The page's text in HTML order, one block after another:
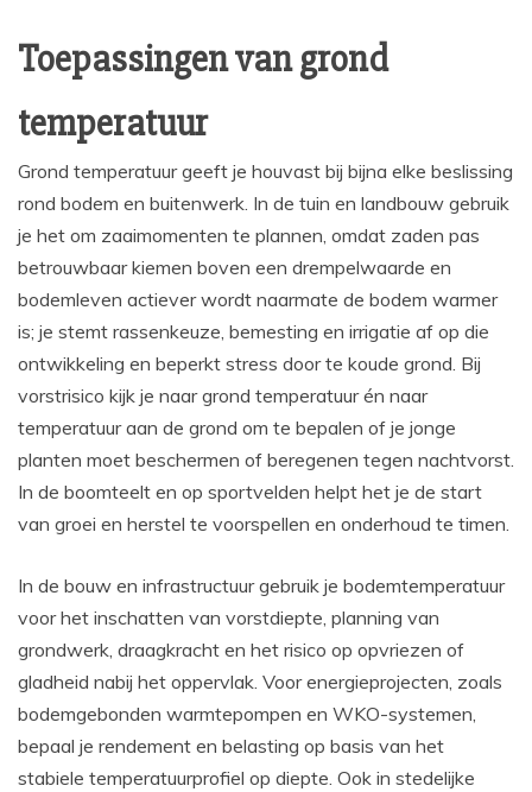
Toepassingen van grond
temperatuur
Grond temperatuur geeft je houvast bij bijna elke beslissing
rond bodem en buitenwerk. In de tuin en landbouw gebruik
je het om zaaimomenten te plannen, omdat zaden pas
betrouwbaar kiemen boven een drempelwaarde en
bodemleven actiever wordt naarmate de bodem warmer
is; je stemt rassenkeuze, bemesting en irrigatie af op die
ontwikkeling en beperkt stress door te koude grond. Bij
vorstrisico kijk je naar grond temperatuur én naar
temperatuur aan de grond om te bepalen of je jonge
planten moet beschermen of beregenen tegen nachtvorst.
In de boomteelt en op sportvelden helpt het je de start
van groei en herstel te voorspellen en onderhoud te timen.
In de bouw en infrastructuur gebruik je bodemtemperatuur
voor het inschatten van vorstdiepte, planning van
grondwerk, draagkracht en het risico op opvriezen of
gladheid nabij het oppervlak. Voor energieprojecten, zoals
bodemgebonden warmtepompen en WKO-systemen,
bepaal je rendement en belasting op basis van het
stabiele temperatuurprofiel op diepte. Ook in stedelijke